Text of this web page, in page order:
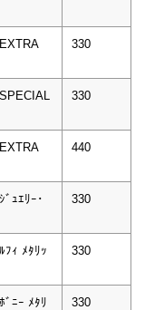
330
330
440
ｭｴﾘｰ･
330
ﾌｨ ﾒﾀﾘｯ
330
ﾞﾆｰ ﾒﾀﾘ
330